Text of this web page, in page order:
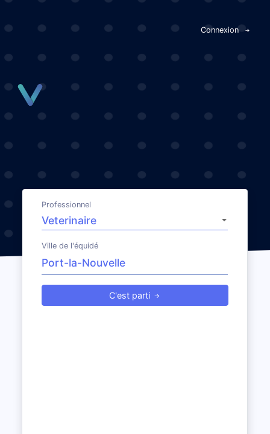
Connexion
Professionnel
Ville de l'équidé
C'est parti